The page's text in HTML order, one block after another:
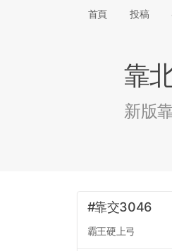
首頁 投稿
靠
新版
#靠交3046
霸王硬上弓